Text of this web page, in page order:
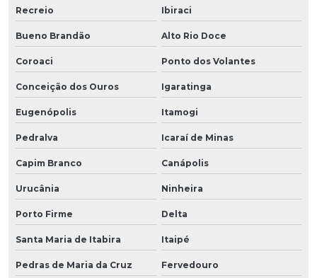
Recreio Ibiraci
Bueno Brandão Alto Rio Doce
Coroaci Ponto dos Volantes
Conceição dos Ouros Igaratinga
Eugenópolis Itamogi
Pedralva Icaraí de Minas
Capim Branco Canápolis
Urucânia Ninheira
Porto Firme Delta
Santa Maria de Itabira Itaipé
Pedras de Maria da Cruz Fervedouro